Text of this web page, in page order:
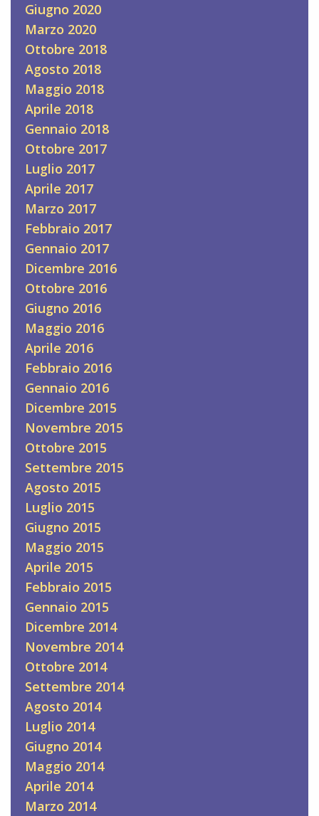
Giugno 2020
Marzo 2020
Ottobre 2018
Agosto 2018
Maggio 2018
Aprile 2018
Gennaio 2018
Ottobre 2017
Luglio 2017
Aprile 2017
Marzo 2017
Febbraio 2017
Gennaio 2017
Dicembre 2016
Ottobre 2016
Giugno 2016
Maggio 2016
Aprile 2016
Febbraio 2016
Gennaio 2016
Dicembre 2015
Novembre 2015
Ottobre 2015
Settembre 2015
Agosto 2015
Luglio 2015
Giugno 2015
Maggio 2015
Aprile 2015
Febbraio 2015
Gennaio 2015
Dicembre 2014
Novembre 2014
Ottobre 2014
Settembre 2014
Agosto 2014
Luglio 2014
Giugno 2014
Maggio 2014
Aprile 2014
Marzo 2014